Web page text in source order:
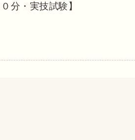
分・実技試験】